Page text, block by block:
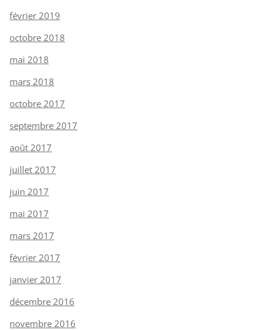
février 2019
octobre 2018
mai 2018
mars 2018
octobre 2017
septembre 2017
août 2017
juillet 2017
juin 2017
mai 2017
mars 2017
février 2017
janvier 2017
décembre 2016
novembre 2016